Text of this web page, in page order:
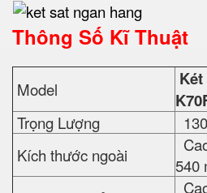
Thông Số Kĩ Thuật
Model
Két
Trọng Lượng
Kích thước ngoài
540